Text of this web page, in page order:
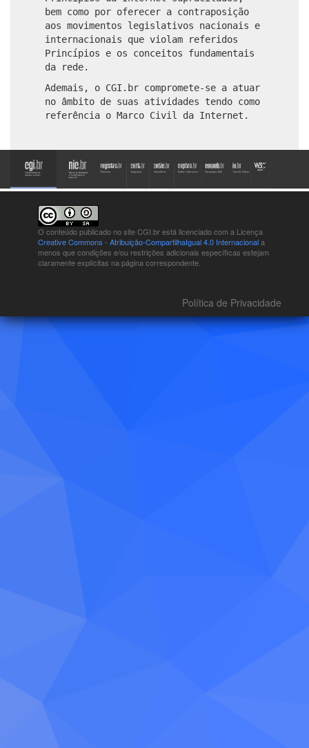
bem como por oferecer a contraposição
aos movimentos legislativos nacionais e
internacionais que violam referidos
Princípios e os conceitos fundamentais
da rede.
Ademais, o CGI.br compromete-se a atuar
no âmbito de suas atividades tendo como
referência o Marco Civil da Internet.
O conteúdo publicado no site CGI.br está licenciado com a Licença
Creative Commons - Atribuição-CompartilhaIgual 4.0 Internacionala
menos que condições e/ou restrições adicionais específicas estejam
claramente explícitas na página correspondente.
Política de Privacidade